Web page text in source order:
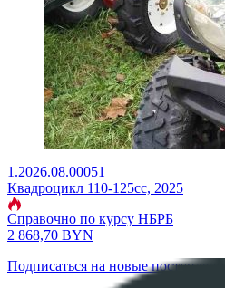
1.2026.08.00051
Квадроцикл 110-125сс, 2025
Справочно по курсу НБРБ
2 868,70 BYN
Подписаться на новые поступления